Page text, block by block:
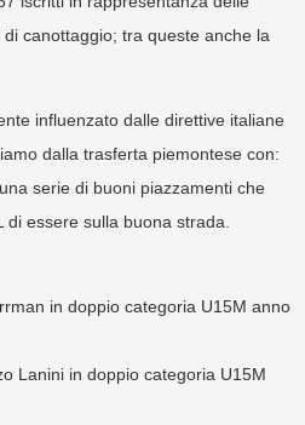
canottaggio; tra queste anche la
influenzato dalle direttive italiane
dalla trasferta piemontese con:
serie di buoni piazzamenti che
essere sulla buona strada.
in doppio categoria U15M anno
Lanini in doppio categoria U15M